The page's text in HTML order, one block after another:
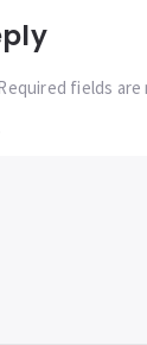
fields are